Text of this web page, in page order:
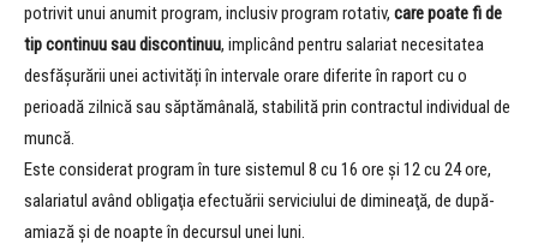
potrivit unui anumit program, inclusiv program rotativ, care poate fi de
tip continuu sau discontinuu, implicând pentru salariat necesitatea
desfășurării unei activități în intervale orare diferite în raport cu o
perioadă zilnică sau săptămânală, stabilită prin contractul individual de
muncă.
Este considerat program în ture sistemul 8 cu 16 ore şi 12 cu 24 ore,
salariatul având obligaţia efectuării serviciului de dimineaţă, de după-
amiază și de noapte în decursul unei luni.